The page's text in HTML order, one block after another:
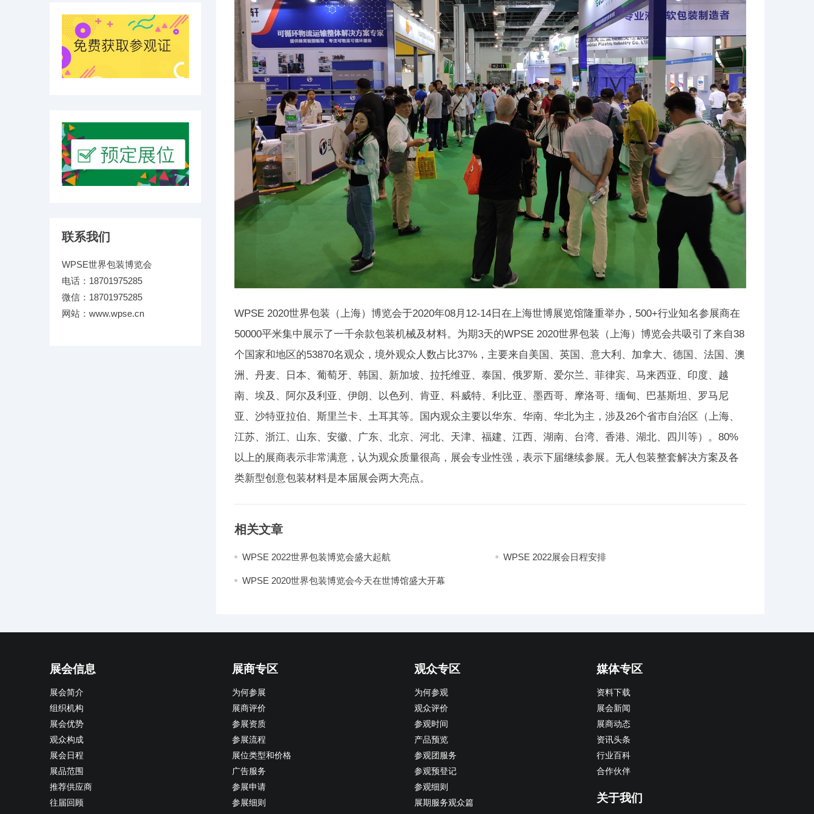
WPSE 2020世界包装（上海）博览会于2020年08月12-14日在上海世博展览馆隆重举办，500+行业知名参展商在
50000平米集中展示了一千余款包装机械及材料。为期3天的WPSE 2020世界包装（上海）博览会共吸引了来自38
个国家和地区的53870名观众，境外观众人数占比37%，主要来自美国、英国、意大利、加拿大、德国、法国、澳
洲、丹麦、日本、葡萄牙、韩国、新加坡、拉托维亚、泰国、俄罗斯、爱尔兰、菲律宾、马来西亚、印度、越
南、埃及、阿尔及利亚、伊朗、以色列、肯亚、科威特、利比亚、墨西哥、摩洛哥、缅甸、巴基斯坦、罗马尼
亚、沙特亚拉伯、斯里兰卡、土耳其等。国内观众主要以华东、华南、华北为主，涉及26个省市自治区（上海、
江苏、浙江、山东、安徽、广东、北京、河北、天津、福建、江西、湖南、台湾、香港、湖北、四川等）。80%
以上的展商表示非常满意，认为观众质量很高，展会专业性强，表示下届继续参展。无人包装整套解决方案及各
类新型创意包装材料是本届展会两大亮点。
相关文章
WPSE 2022世界包装博览会盛大起航 WPSE 2022展会日程安排
WPSE 2020世界包装博览会今天在世博馆盛大开幕
联系我们
WPSE世界包装博览会
电话：18701975285
微信：18701975285
网站：www.wpse.cn
展会信息
展会简介
组织机构
展会优势
观众构成
展会日程
展品范围
推荐供应商
往届回顾
展商专区
为何参展
展商评价
参展资质
参展流程
展位类型和价格
广告服务
参展申请
参展细则
观众专区
为何参观
观众评价
参观时间
产品预览
参观团服务
参观预登记
参观细则
展期服务观众篇
媒体专区
资料下载
展会新闻
展商动态
资讯头条
行业百科
合作伙伴
关于我们